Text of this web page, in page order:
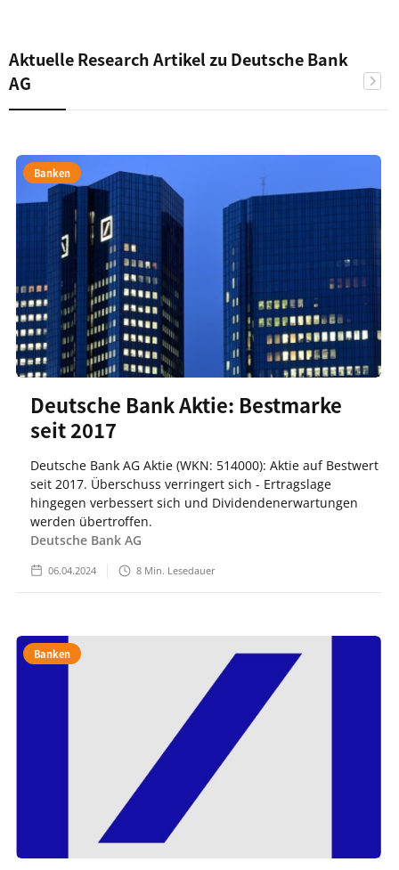
Aktuelle Research Artikel zu Deutsche Bank
AG
Banken
Deutsche Bank Aktie: Bestmarke
seit 2017
Deutsche Bank AG Aktie (WKN: 514000): Aktie auf Bestwert
seit 2017. Überschuss verringert sich - Ertragslage
hingegen verbessert sich und Dividendenerwartungen
werden übertroffen.
Deutsche Bank AG
06.04.2024 8 Min. Lesedauer
Banken